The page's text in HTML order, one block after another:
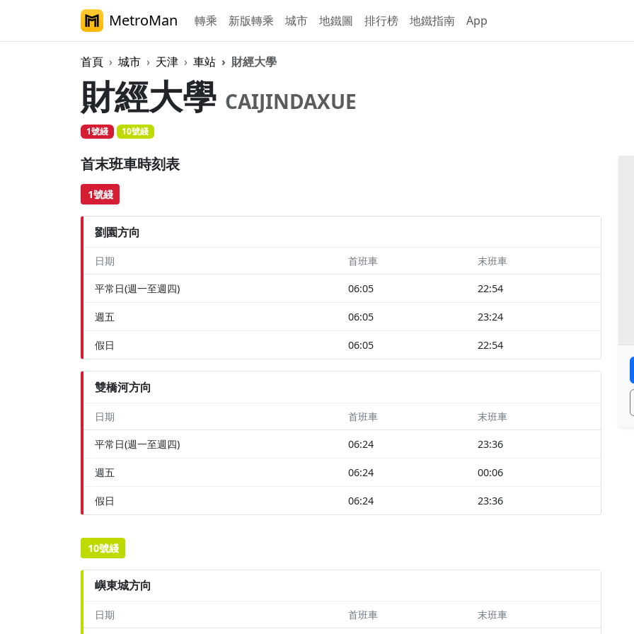
MetroMan 轉乘 新版轉乘 城市 地鐵圖 排行榜 地鐵指南 App
首頁 城市 天津 車站 財經大學
財經大學 CAIJINDAXUE
1號綫 10號綫
首末班車時刻表
1號綫
劉園方向
日期 首班車 末班車
平常日(週一至週四) 06:05 22:54
週五 06:05 23:24
假日 06:05 22:54
雙橋河方向
日期 首班車 末班車
平常日(週一至週四) 06:24 23:36
週五 06:24 00:06
假日 06:24 23:36
10號綫
嶼東城方向
日期 首班車 末班車